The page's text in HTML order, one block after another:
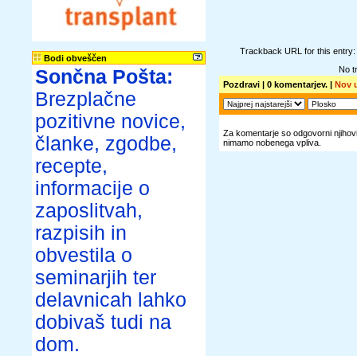
Bodi obveščen
Sončna Pošta:
Brezplačne
pozitivne novice,
članke, zgodbe,
recepte,
informacije o
zaposlitvah,
razpisih in
obvestila o
seminarjih ter
delavnicah lahko
dobivaš tudi na
dom.
Trackback URL for this
No
Pozdravi | 0 komentarjev. | Nov
Za komentarje so odgovorni
nimamo nobenega vpliva.